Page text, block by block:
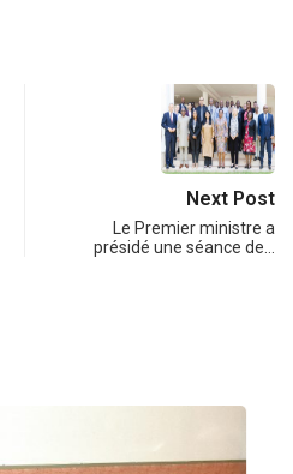
Next Post
Le Premier ministre a
présidé une séance de…